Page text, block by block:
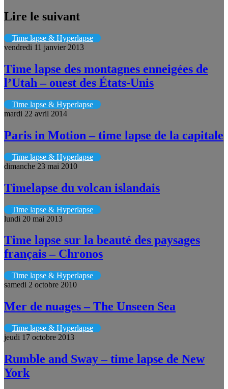
Lire le suivant
Time lapse & Hyperlapse
vendredi 11 janvier 2013
Time lapse des montagnes enneigées de
l’Utah – ouest des États-Unis
Time lapse & Hyperlapse
mardi 22 avril 2014
Paris in Motion – time lapse de la capitale
Time lapse & Hyperlapse
dimanche 23 mai 2010
Timelapse du volcan islandais
Time lapse & Hyperlapse
lundi 20 mai 2013
Time lapse sur la beauté des paysages
français – Chronos
Time lapse & Hyperlapse
samedi 2 octobre 2010
Mer de nuages – The Unseen Sea
Time lapse & Hyperlapse
jeudi 17 octobre 2013
Rumble and Sway – time lapse de New
York